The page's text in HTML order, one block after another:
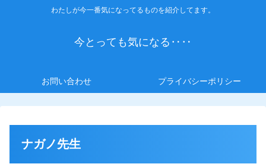
わたしが今一番気になってるものを紹介してます。
今とっても気になる‥‥
お問い合わせ プライバシーポリシー
ナガノ先生